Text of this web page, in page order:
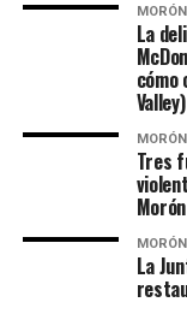
MORÓN
La
cómo
Valley)
MORÓN
Tres
Morón
MORÓN
La